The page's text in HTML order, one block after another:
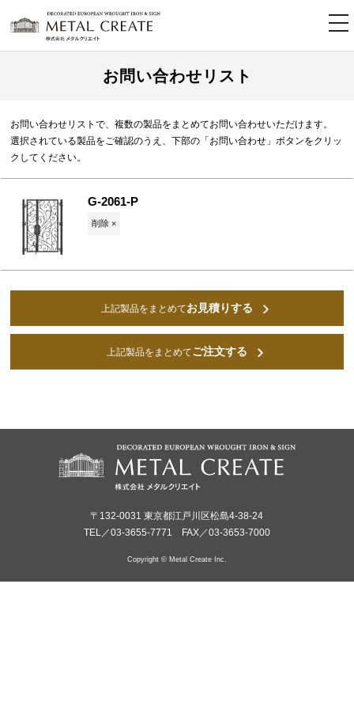
お問い合わせリスト
お問い合わせリストで、複数の製品をまとめてお問い合わせいただけます。
選択されている製品をご確認のうえ、下部の「お問い合わせ」ボタンをクリッ
クしてください。
G-2061-P
削除 ×
上記製品をまとめてお見積りする
上記製品をまとめてご注文する
〒132-0031 東京都江戸川区松島4-38-24
TEL／03-3655-7771 FAX／03-3653-7000
Copyright © Metal Create Inc.